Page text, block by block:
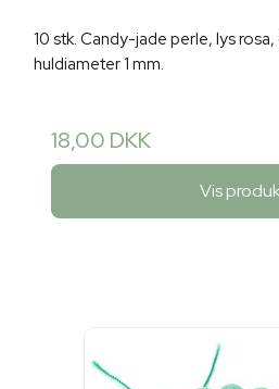
10 stk. Candy-jade perle, lys
huldiameter 1 mm.
18,00 DKK
Vis